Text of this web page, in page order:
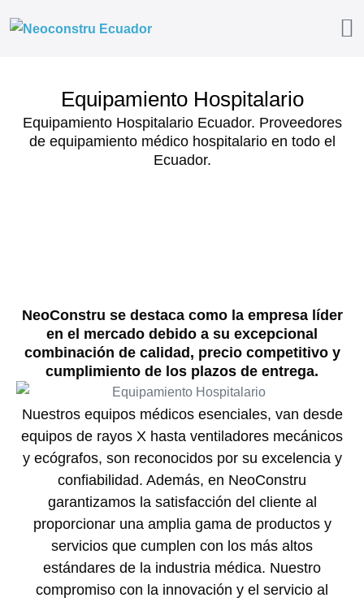
Equipamiento Hospitalario
Equipamiento Hospitalario Ecuador. Proveedores
de equipamiento médico hospitalario en todo el
Ecuador.
NeoConstru se destaca como la empresa líder
en el mercado debido a su excepcional
combinación de calidad, precio competitivo y
cumplimiento de los plazos de entrega.
Nuestros equipos médicos esenciales, van desde
equipos de rayos X hasta ventiladores mecánicos
y ecógrafos, son reconocidos por su excelencia y
confiabilidad. Además, en NeoConstru
garantizamos la satisfacción del cliente al
proporcionar una amplia gama de productos y
servicios que cumplen con los más altos
estándares de la industria médica. Nuestro
compromiso con la innovación y el servicio al